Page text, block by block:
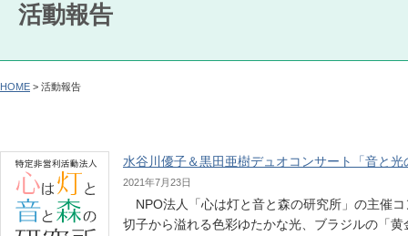
活動報告
HOME > 活動報告
水谷川優子＆黒田亜樹デュオコンサート「音と光
2021年7月23日
NPO法人「心は灯と音と森の研究所」の主
切子から溢れる色彩ゆたかな光、ブラジルの「